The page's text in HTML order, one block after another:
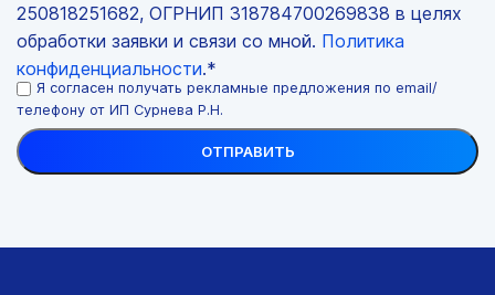
250818251682, ОГРНИП 318784700269838 в целях
обработки заявки и связи со мной. Политика
конфиденциальности.*
Я согласен получать рекламные предложения по email/
телефону от ИП Сурнева Р.Н.